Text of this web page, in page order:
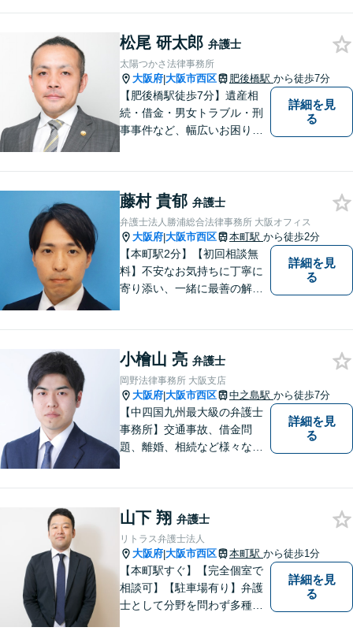
い！
松尾 研太郎 弁護士
太陽つかさ法律事務所
大阪府|大阪市西区 肥後橋駅 から徒歩7分
【肥後橋駅徒歩7分】遺産相
続・借金・男女トラブル・刑
事事件など、幅広いお困りご
す。フットワークを活かし、
迅速な解決へと尽力いたしま
す。
詳細を見
る
藤村 貴郁 弁護士
弁護士法人勝浦総合法律事務所 大阪オフィス
大阪府|大阪市西区 本町駅 から徒歩2分
【本町駅2分】【初回相談無
料】不安なお気持ちに丁寧に
寄り添い、一緒に最善の解決
けるよう、誠実にあなたをサ
ポートいたします。【電話相
談も対応可能】
詳細を見
る
小檜山 亮 弁護士
岡野法律事務所 大阪支店
大阪府|大阪市西区 中之島駅 から徒歩7分
【中四国九州最大級の弁護士
事務所】交通事故、借金問
題、離婚、相続など様々な問
い！
詳細を見
る
山下 翔 弁護士
リトラス弁護士法人
大阪府|大阪市西区 本町駅 から徒歩1分
【本町駅すぐ】【完全個室で
相談可】【駐車場有り】弁護
士として分野を問わず多種多
詳細を見
る